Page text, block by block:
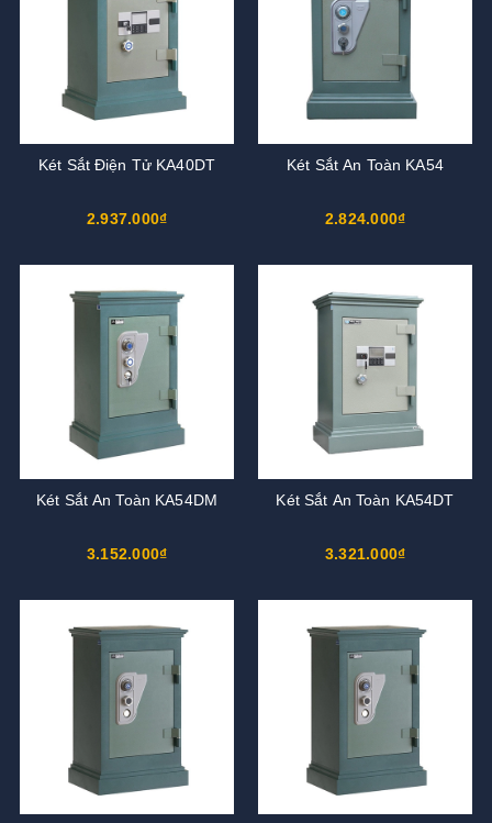
Két Sắt Điện Tử KA40DT
2.937.000₫
Két Sắt An Toàn KA54
2.824.000₫
Két Sắt An Toàn KA54DM
3.152.000₫
Két Sắt An Toàn KA54DT
3.321.000₫